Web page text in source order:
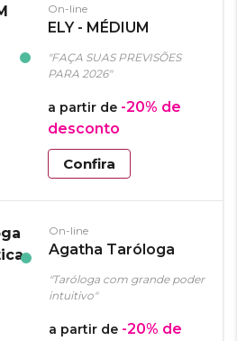
On-line
ELY - MÉDIUM
SENSITIVA E
TERAPEUTA
"FAÇA SUAS PREVISÕES
PARA 2026"
a partir de -20% de
desconto
Confira
On-line
Agatha Taróloga
Terapeuta Holistica
"Taróloga com grande poder
intuitivo"
a partir de -20% de